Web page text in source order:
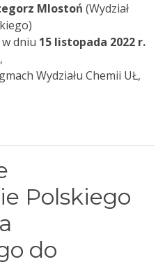
Mlostoń (Wydział
dniu 15 listopada 2022 r.
Wydziału Chemii UŁ,
Polskiego
do